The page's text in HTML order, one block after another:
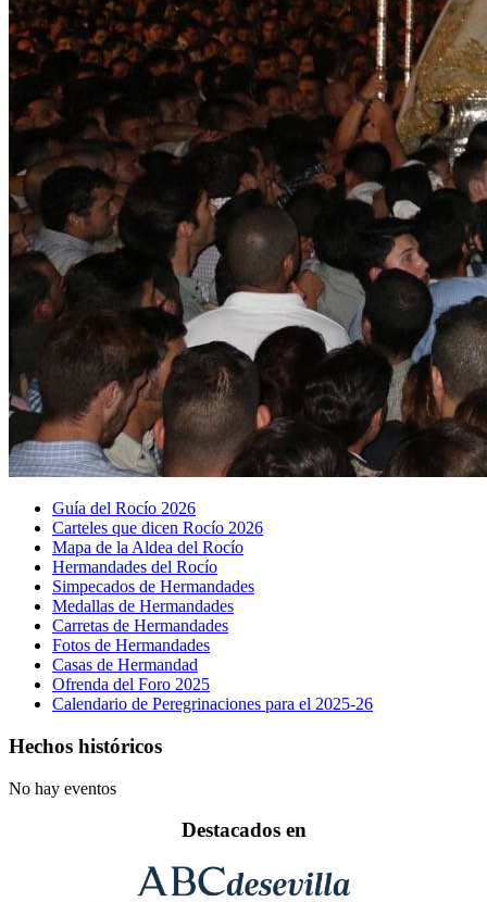
Guía del Rocío 2026
Carteles que dicen Rocío 2026
Mapa de la Aldea del Rocío
Hermandades del Rocío
Simpecados de Hermandades
Medallas de Hermandades
Carretas de Hermandades
Fotos de Hermandades
Casas de Hermandad
Ofrenda del Foro 2025
Calendario de Peregrinaciones para el 2025-26
Hechos históricos
No hay eventos
Destacados en